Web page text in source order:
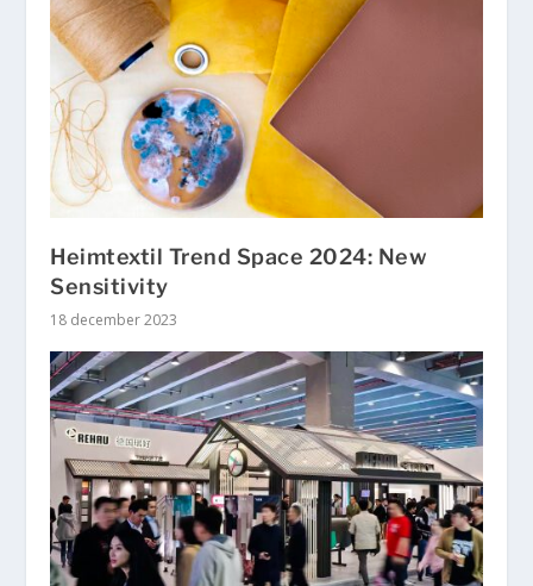
Heimtextil Trend Space 2024: New
Sensitivity
18 december 2023